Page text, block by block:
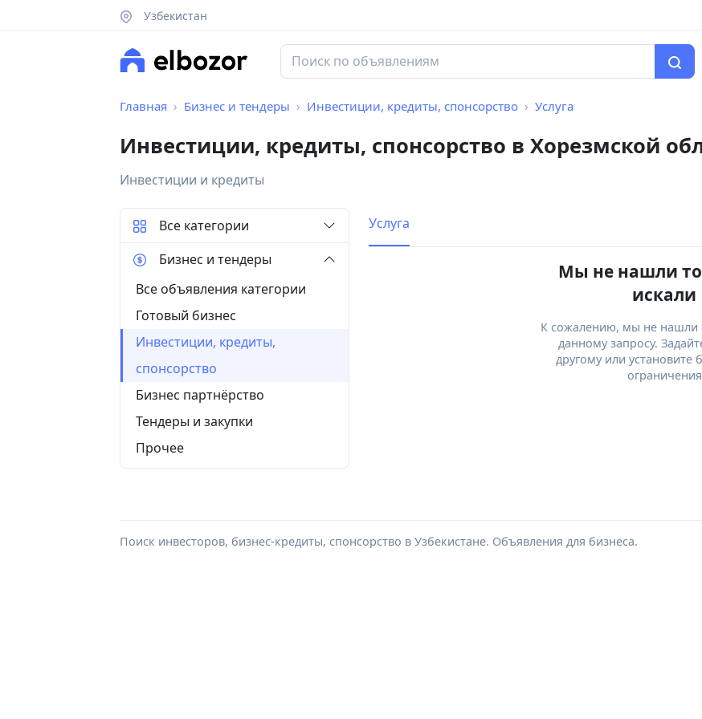
Узбекистан
Главная Бизнес и тендеры Инвестиции, кредиты, спонсорство Услуга
Инвестиции, кредиты, спонсорство в Хорезмской
Инвестиции и кредиты
Услуга
Мы не нашли
искали
К сожалению, мы не нашли
данному запросу.
другому или установите
ограничения
Все категории
Бизнес и тендеры
Все объявления категории
Готовый бизнес
Инвестиции, кредиты,
спонсорство
Бизнес партнёрство
Тендеры и закупки
Прочее
Поиск инвесторов, бизнес-кредиты, спонсорство в Узбекистане. Объявления для бизнеса.